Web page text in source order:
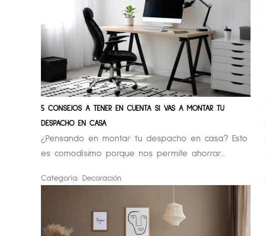
5 CONSEJOS A TENER EN CUENTA SI VAS A MONTAR TU
DESPACHO EN CASA
¿Pensando en montar tu despacho en casa? Esto
es comodísimo porque nos permite ahorrar...
Categoría: Decoración